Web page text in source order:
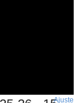
Ajuste